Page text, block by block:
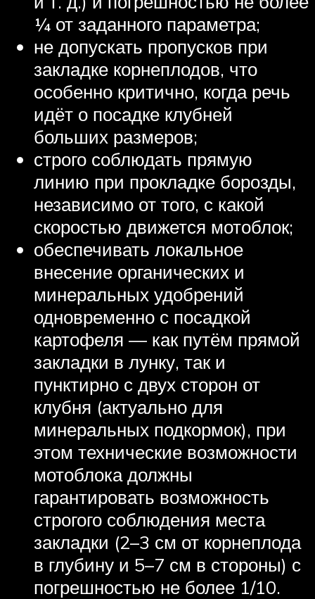
¼ от заданного параметра;
не допускать пропусков при
закладке корнеплодов, что
особенно критично, когда речь
идёт о посадке клубней
больших размеров;
строго соблюдать прямую
линию при прокладке борозды,
независимо от того, с какой
скоростью движется мотоблок;
обеспечивать локальное
внесение органических и
минеральных удобрений
одновременно с посадкой
картофеля — как путём прямой
закладки в лунку, так и
пунктирно с двух сторон от
клубня (актуально для
минеральных подкормок), при
этом технические возможности
мотоблока должны
гарантировать возможность
строгого соблюдения места
закладки (2–3 см от корнеплода
в глубину и 5–7 см в стороны) с
погрешностью не более 1/10.